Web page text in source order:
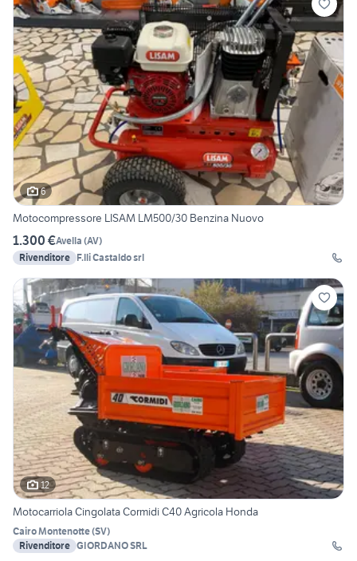
6
Motocompressore LISAM LM500/30 Benzina Nuovo
1.300 €Avella (AV)
Rivenditore F.lli Castaldo srl
12
Motocarriola Cingolata Cormidi C40 Agricola Honda
Cairo Montenotte(SV)
Rivenditore GIORDANO SRL